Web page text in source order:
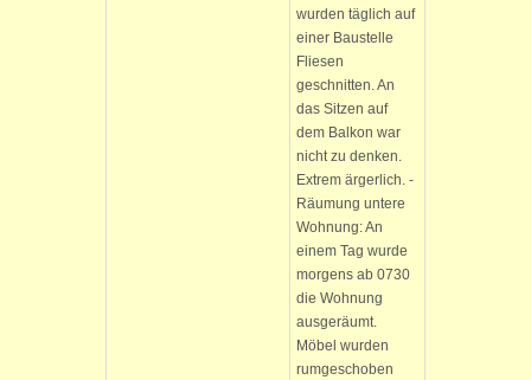
wurden täglich auf
einer Baustelle
Fliesen
geschnitten. An
das Sitzen auf
dem Balkon war
nicht zu denken.
Extrem ärgerlich. -
Räumung untere
Wohnung: An
einem Tag wurde
morgens ab 0730
die Wohnung
ausgeräumt.
Möbel wurden
rumgeschoben